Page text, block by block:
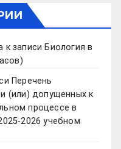
к записи Биология в
Перечень
(или) допущенных к
процессе в
2026 учебном